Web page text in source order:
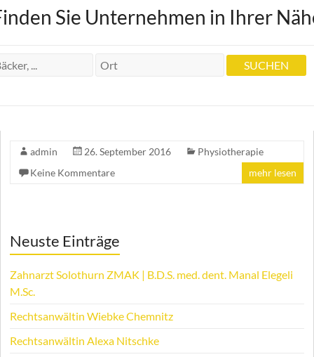
Sie Unternehmen in Ihrer
admin 26. September 2016
Physiotherapie
Keine Kommentare
mehr lesen
Neuste Einträge
Zahnarzt Solothurn ZMAK | B.D.S. med. dent. Manal Elegeli
M.Sc.
Rechtsanwältin Wiebke Chemnitz
Rechtsanwältin Alexa Nitschke